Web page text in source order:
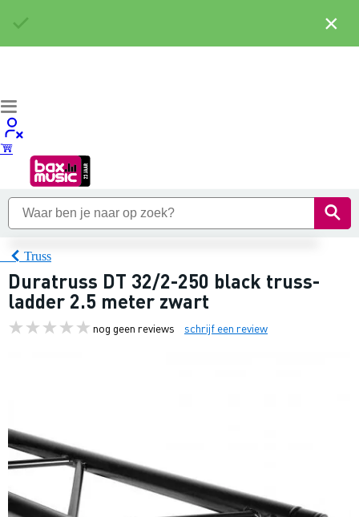
Truss
Duratruss DT 32/2-250 black truss-
ladder 2.5 meter zwart
nog geen reviews schrijf een review
×